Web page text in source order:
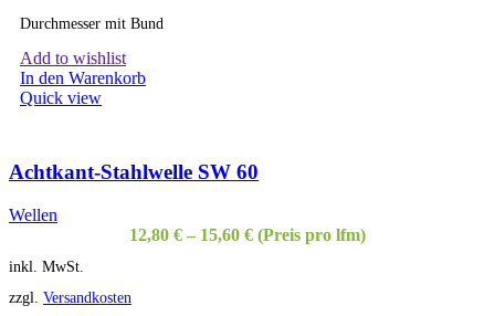
Durchmesser mit Bund
Add to wishlist
In den Warenkorb
Quick view
Achtkant-Stahlwelle SW 60
Wellen
12,80 € – 15,60 € (Preis pro lfm)
inkl. MwSt.
zzgl. Versandkosten